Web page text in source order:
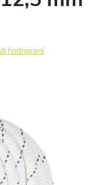
hodnocení